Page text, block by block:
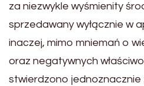
za niezwykle wyśmienity
sprzedawany wyłącznie w
inaczej, mimo mniemań o
oraz negatywnych
stwierdzono jednoznacznie